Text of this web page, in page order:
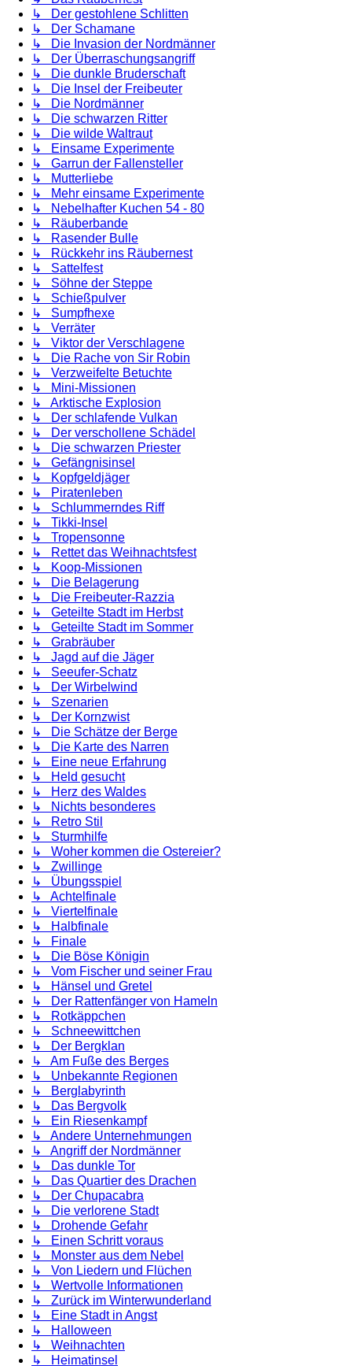
↳ Der gestohlene Schlitten
↳ Der Schamane
↳ Die Invasion der Nordmänner
↳ Der Überraschungsangriff
↳ Die dunkle Bruderschaft
↳ Die Insel der Freibeuter
↳ Die Nordmänner
↳ Die schwarzen Ritter
↳ Die wilde Waltraut
↳ Einsame Experimente
↳ Garrun der Fallensteller
↳ Mutterliebe
↳ Mehr einsame Experimente
↳ Nebelhafter Kuchen 54 - 80
↳ Räuberbande
↳ Rasender Bulle
↳ Rückkehr ins Räubernest
↳ Sattelfest
↳ Söhne der Steppe
↳ Schießpulver
↳ Sumpfhexe
↳ Verräter
↳ Viktor der Verschlagene
↳ Die Rache von Sir Robin
↳ Verzweifelte Betuchte
↳ Mini-Missionen
↳ Arktische Explosion
↳ Der schlafende Vulkan
↳ Der verschollene Schädel
↳ Die schwarzen Priester
↳ Gefängnisinsel
↳ Kopfgeldjäger
↳ Piratenleben
↳ Schlummerndes Riff
↳ Tikki-Insel
↳ Tropensonne
↳ Rettet das Weihnachtsfest
↳ Koop-Missionen
↳ Die Belagerung
↳ Die Freibeuter-Razzia
↳ Geteilte Stadt im Herbst
↳ Geteilte Stadt im Sommer
↳ Grabräuber
↳ Jagd auf die Jäger
↳ Seeufer-Schatz
↳ Der Wirbelwind
↳ Szenarien
↳ Der Kornzwist
↳ Die Schätze der Berge
↳ Die Karte des Narren
↳ Eine neue Erfahrung
↳ Held gesucht
↳ Herz des Waldes
↳ Nichts besonderes
↳ Retro Stil
↳ Sturmhilfe
↳ Woher kommen die Ostereier?
↳ Zwillinge
↳ Übungsspiel
↳ Achtelfinale
↳ Viertelfinale
↳ Halbfinale
↳ Finale
↳ Die Böse Königin
↳ Vom Fischer und seiner Frau
↳ Hänsel und Gretel
↳ Der Rattenfänger von Hameln
↳ Rotkäppchen
↳ Schneewittchen
↳ Der Bergklan
↳ Am Fuße des Berges
↳ Unbekannte Regionen
↳ Berglabyrinth
↳ Das Bergvolk
↳ Ein Riesenkampf
↳ Andere Unternehmungen
↳ Angriff der Nordmänner
↳ Das dunkle Tor
↳ Das Quartier des Drachen
↳ Der Chupacabra
↳ Die verlorene Stadt
↳ Drohende Gefahr
↳ Einen Schritt voraus
↳ Monster aus dem Nebel
↳ Von Liedern und Flüchen
↳ Wertvolle Informationen
↳ Zurück im Winterwunderland
↳ Eine Stadt in Angst
↳ Halloween
↳ Weihnachten
↳ Heimatinsel